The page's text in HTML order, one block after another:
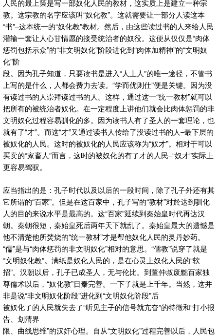
人民的最上策是写一部奴化人民的教材，这实质上是建立一种宗
教。这宗教的名字应该叫“奴化教”。这就需要让一部分人读这本
“书”–这本统一的“奴化教”教材。然后，由这些读过书的人来给人民
灌输一套让人心甘情愿的接受统治者的奴役。这便从仅仅是“肉体
惩罚包括示众”的“非文明奴化”阶段进化到“肉体加精神”的“文明奴
化”阶
段。因为孔子知道，只要读书是进入“人上人”的唯一途径，不管书
上写的是什么，人都会费力去读。“学而优则仕”便是关键。因为没
有读过书的人崇拜读过书的人。这样，通过这一“统一教材”就可以
把所有的被统治者奴化。在一定程度上讲他们就会比肉体惩罚的非
文明奴化过程容易驯化的多。因为读书人有了圣人的一套理论，也
就有了“才”。而这“才”又通过读书人传给了没读过书的人–最下层的
被奴化的人民。这时的被奴化的人民应该称为“奴才”。相对于可以
买卖的“家畜人”而言，这时的被奴化的有了才的人民–“奴才”实际上
更容易驾驭。
应当指出的是：孔子时代以及以后的一段时间，除了孔子外还有其
它所谓的“百家”。但是在这百家中，孔子写的“教材”对於达到驯化
人的目的来说水平是最高的。这“百家”延续到秦始皇时代再达汉
朝。秦朝很短，秦始皇死后两年天下就乱了。秦始皇最大的遗憾是
他不清楚他所焚烧的“统一教材”才是帮他奴化人民的灵丹妙药。
“儒”是与“肉体惩罚的非文明奴化”相对的意思。“儒教”说穿了就是
“文明奴化教”。满纸是奴化人民的，是在心灵上奴化人民的“软
招”。汉朝以后，孔子已成圣人，无与伦比。到董仲叔废黜百家独
尊儒术以后，“奴化教”日秦完善。一下子就是上千年。当然，这并
非是说“非文明奴化阶段”进化到“文明奴化阶段”后
被奴化了的人民就失去了“听见主子的信号就亢奋”的特徵和“打小报
告、划清界
限、曲线思维”的汉奸心理。自从“文明奴化”过程完善以后，人民包